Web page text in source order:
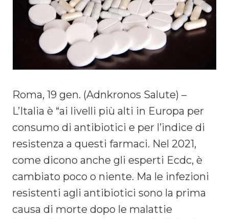
Roma, 19 gen. (Adnkronos Salute) –
L’Italia è “ai livelli più alti in Europa per
consumo di antibiotici e per l’indice di
resistenza a questi farmaci. Nel 2021,
come dicono anche gli esperti Ecdc, è
cambiato poco o niente. Ma le infezioni
resistenti agli antibiotici sono la prima
causa di morte dopo le malattie